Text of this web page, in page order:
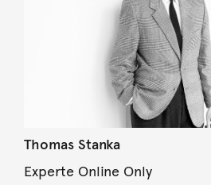
Thomas Stanka
Experte Online Only